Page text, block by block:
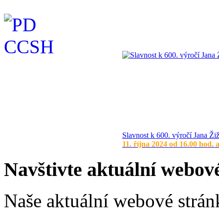
Slavnost k 600. výročí Jana
11. října 2024 od 16.00 hod.
Navštivte aktuální
Naše aktuální webové